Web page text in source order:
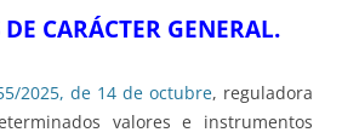
CARÁCTER GENERAL.
2025, de 14 de octubre, reguladora
valores e instrumentos